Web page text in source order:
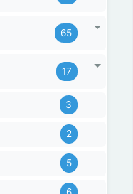
65
17
3
2
5